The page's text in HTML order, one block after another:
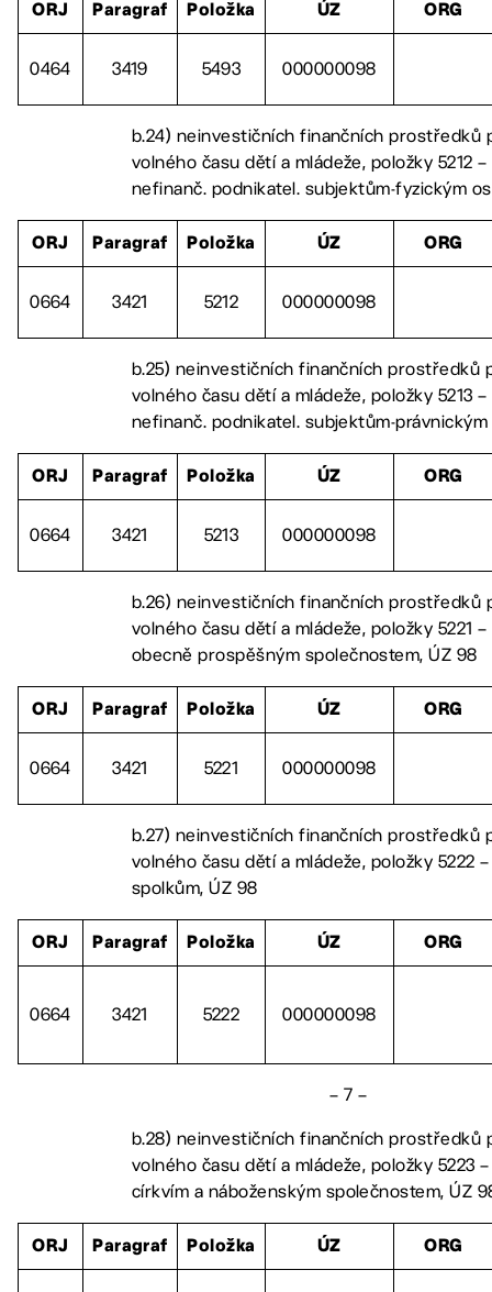
ORJ Paragraf Položka ÚZ ORG
0464 3419 5493 000000098
b.24) neinvestičních finančních prostředků
volného času dětí a mládeže, položky 5212
nefinanč. podnikatel. subjektům-fyzickým
ORJ Paragraf Položka ÚZ ORG
0664 3421 5212 000000098
b.25) neinvestičních finančních prostředků
volného času dětí a mládeže, položky 5213
nefinanč. podnikatel. subjektům-právnickým
ORJ Paragraf Položka ÚZ ORG
0664 3421 5213 000000098
b.26) neinvestičních finančních prostředků
volného času dětí a mládeže, položky 5221
obecně prospěšným společnostem, ÚZ 98
ORJ Paragraf Položka ÚZ ORG
0664 3421 5221 000000098
b.27) neinvestičních finančních prostředků
volného času dětí a mládeže, položky 5222
spolkům, ÚZ 98
ORJ Paragraf Položka ÚZ ORG
0664 3421 5222 000000098
– 7 –
b.28) neinvestičních finančních prostředků
volného času dětí a mládeže, položky 5223
církvím a náboženským společnostem, ÚZ
ORJ Paragraf Položka ÚZ ORG